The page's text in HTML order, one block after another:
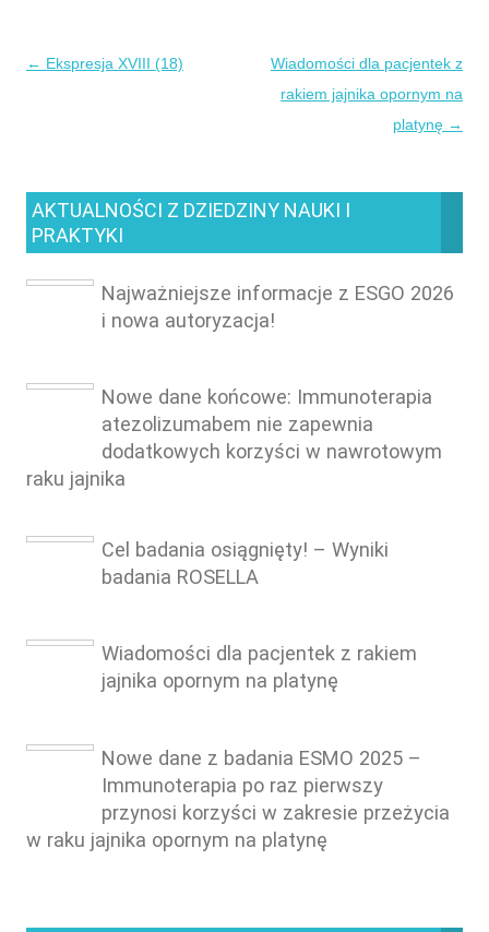
Nawigacja
← Ekspresja XVIII (18)
Wiadomości dla pacjentek z
rakiem jajnika opornym na
platynę →
AKTUALNOŚCI Z DZIEDZINY NAUKI I
PRAKTYKI
Najważniejsze informacje z ESGO 2026
i nowa autoryzacja!
Nowe dane końcowe: Immunoterapia
atezolizumabem nie zapewnia
dodatkowych korzyści w nawrotowym
raku jajnika
Cel badania osiągnięty! – Wyniki
badania ROSELLA
Wiadomości dla pacjentek z rakiem
jajnika opornym na platynę
Nowe dane z badania ESMO 2025 –
Immunoterapia po raz pierwszy
przynosi korzyści w zakresie przeżycia
w raku jajnika opornym na platynę